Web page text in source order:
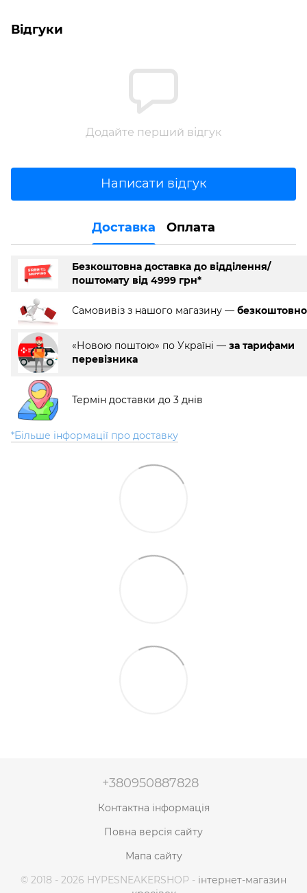
Відгуки
Додайте перший відгук
Написати відгук
Доставка Оплата
Безкоштовна доставка до відділення/
поштомату від 4999 грн*
Самовивіз з нашого магазину — безкоштовно
«Новою поштою» по Україні — за тарифами
перевізника
Термін доставки до 3 днів
*Більше інформації про доставку
+380950887828
Контактна інформація
Повна версія сайту
Мапа сайту
© 2018 - 2026 HYPESNEAKERSHOP - інтернет-магазин